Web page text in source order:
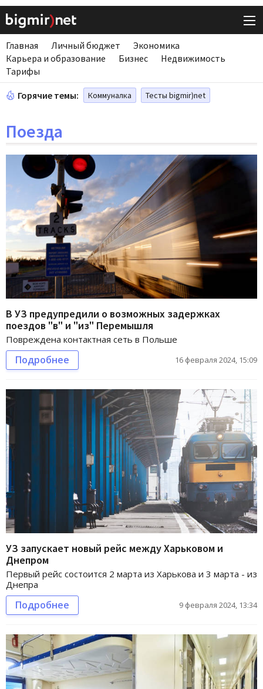
Главная Личный бюджет
Экономика
Карьера и образование
Бизнес
Недвижимость
Тарифы
Горячие темы: Коммуналка Тесты bigmir)net
Поезда
В УЗ предупредили о возможных задержках
поездов "в" и "из" Перемышля
Повреждена контактная сеть в Польше
Подробнее 16 февраля 2024, 15:09
УЗ запускает новый рейс между Харьковом и
Днепром
Первый рейс состоится 2 марта из Харькова и 3 марта - из
Днепра
Подробнее 9 февраля 2024, 13:34